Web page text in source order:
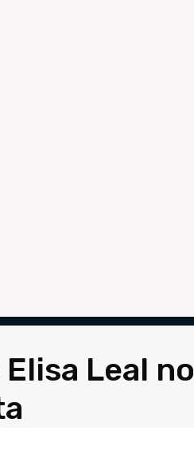
Leal no